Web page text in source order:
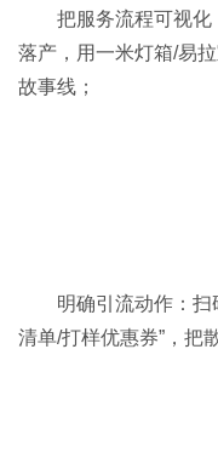
把服务流程可视
落产，用一米灯箱/易
故事线；
明确引流动作：扫
清单/打样优惠券”，把